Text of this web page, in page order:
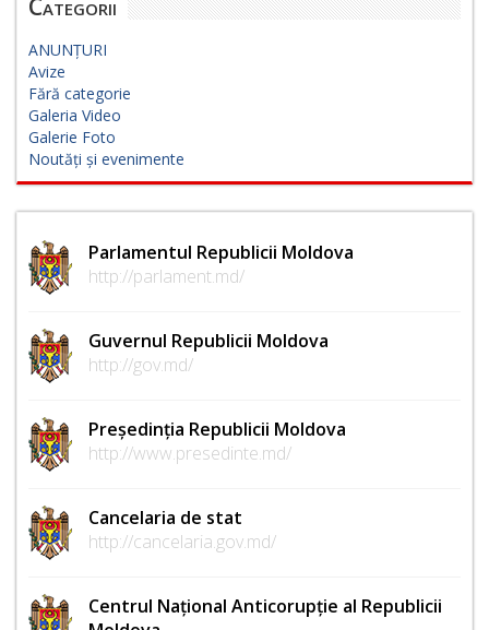
ANUNȚURI
Avize
Fără categorie
Galeria Video
Galerie Foto
Noutăți și evenimente
Parlamentul Republicii Moldova
http://parlament.md/
Guvernul Republicii Moldova
http://gov.md/
Președinția Republicii Moldova
http://www.presedinte.md/
Cancelaria de stat
http://cancelaria.gov.md/
Centrul Național Anticorupție al Republicii